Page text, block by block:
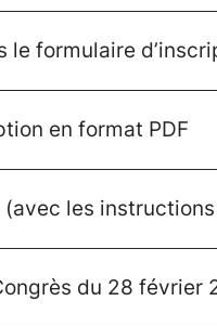
le formulaire
en format PDF
les
du 28 février